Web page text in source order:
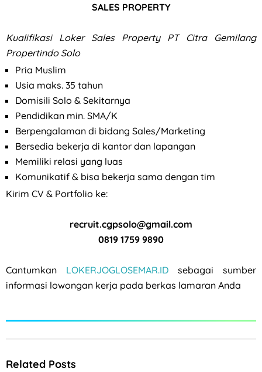
SALES PROPERTY
Kualifikasi Loker Sales Property PT Citra Gemilang
Propertindo Solo
Pria Muslim
Usia maks. 35 tahun
Domisili Solo & Sekitarnya
Pendidikan min. SMA/K
Berpengalaman di bidang Sales/Marketing
Bersedia bekerja di kantor dan lapangan
Memiliki relasi yang luas
Komunikatif & bisa bekerja sama dengan tim
Kirim CV & Portfolio ke:
recruit.cgpsolo@gmail.com
0819 1759 9890
Cantumkan LOKERJOGLOSEMAR.ID sebagai sumber
informasi lowongan kerja pada berkas lamaran Anda
Related Posts